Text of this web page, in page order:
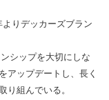
りデッカーズブラン
シップを大切にしな
アップデートし、長く
り組んでいる。